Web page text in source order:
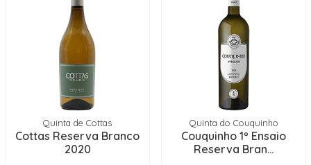
Quinta de Cottas
Cottas Reserva Branco
2020
Quinta do Couquinho
Couquinho 1º Ensaio
Reserva Bran...